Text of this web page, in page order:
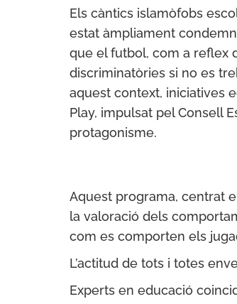
Els càntics islamòfobs
estat àmpliament
que el futbol, com a reflex
discriminatòries si no es
aquest context, iniciatives
Play, impulsat pel Consell
protagonisme.
Aquest programa, centrat
la valoració dels
com es comporten els
L’actitud de tots i totes
Experts en educació